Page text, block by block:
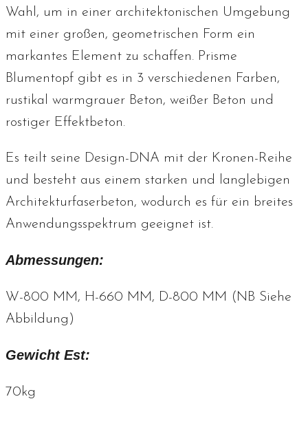
Wahl, um in einer architektonischen Umgebung
mit einer großen, geometrischen Form ein
markantes Element zu schaffen. Prisme
Blumentopf gibt es in 3 verschiedenen Farben,
rustikal warmgrauer Beton, weißer Beton und
rostiger Effektbeton.
Es teilt seine Design-DNA mit der Kronen-Reihe
und besteht aus einem starken und langlebigen
Architekturfaserbeton, wodurch es für ein breites
Anwendungsspektrum geeignet ist.
Abmessungen:
W-800 MM, H-660 MM, D-800 MM (NB Siehe
Abbildung)
Gewicht Est:
70kg